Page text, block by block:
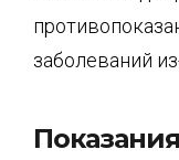
заболеваний